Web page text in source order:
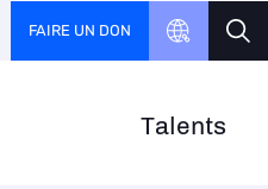
Talents
FAIRE UN DON